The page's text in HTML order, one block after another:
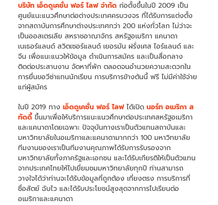
บริษัท เอ็ดดูเคชั่น ฟอร์ ไลฟ จำกัด ก่อตั้งขึ้นในปี 2009 เป็น
ศูนย์แนะแนวศึกษาต่อต่างประเทศครบวงจร ที่ได้รับการแต่งตั้ง
จากสถาบันการศึกษาต่างประเทศกว่า 200 แห่งทั่วโลก ไม่ว่าจะ
เป็นออสเตรเลีย สหราชอาณาจักร สหรัฐอเมริกา แคนาดา
เนเธอร์แลนด์ สวิตเซอร์แลนด์ เยอรมัน ฝรั่งเศส ไอร์แลนด์ และ
จีน เพื่อแนะแนวให้ข้อมูล ดำเนินการสมัคร และเป็นสื่อกลาง
ติดต่อประสานงาน จัดหาที่พัก ตลอดจนอำนวยความสะดวกใน
การยื่นขอวีซ่าแทนนักเรียน การบริการข้างต้นนี้ ฟรี ไม่มีค่าใช้จ่าย
แก่ผู้สมัคร
ในปี 2019 ทางเอ็ดดูเคชั่น ฟอร์ ไลฟได้เปิดนอร์ท อเมริกา ส
ทัดดี้ ขึ้นมาเพื่อให้บริการแนะแนวศึกษาต่อประเทศสหรัฐอเมริกา
และแคนาดาโดยเฉพาะ ปัจจุบันทางเราเป็นตัวแทนสถาบันและ
มหาวิทยาลัยในอเมริกาและแคนาดามากกว่า 100 มหาวิทยาลัย
ทีมงานของเราเป็นทีมงานคุณภาพได้รับการรับรองจาก
มหาวิทยาลัยทั้งภาครัฐและเอกชน และได้รับเกียรติให้เป็นตัวแทน
จากประเทศไทยให้ไปเยี่ยมชมมหาวิทยาลัยทุกปี ท่านสามารถ
วางใจได้ว่าท่านจะได้รับข้อมูลที่ถูกต้อง เที่ยงตรง การบริการที่
ซื่อสัตย์ ฉับไว และได้รับประโยชน์สูงสุดจากการไปเรียนต่อ
อเมริกาและแคนาดา